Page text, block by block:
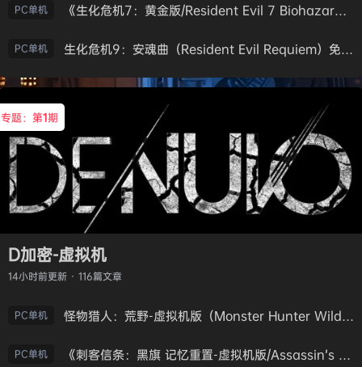
PC单机 《生化危机7：黄金版/Resident Evil 7 Biohazard》免安装中文版
PC单机 生化危机9：安魂曲（Resident Evil Requiem）免安装中文版
专题：第1期
D加密-虚拟机
14小时前更新 · 116篇文章
PC单机 怪物猎人：荒野-虚拟机版（Monster Hunter Wilds HYPERVISOR）免安装中文版
PC单机 《刺客信条：黑旗 记忆重置-虚拟机版/Assassin’s Creed Black Flag Resynced HYPERVISOR》免安装中文版